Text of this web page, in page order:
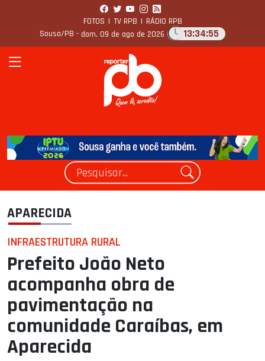
FOTOS | TV RPB | RÁDIO RPB
Sousa/PB - dom, 09 de ago de 2026 13:34:56
APARECIDA
INFRAESTRUTURA RURAL
Prefeito João Neto
acompanha obra de
pavimentação na
comunidade Caraíbas, em
Aparecida